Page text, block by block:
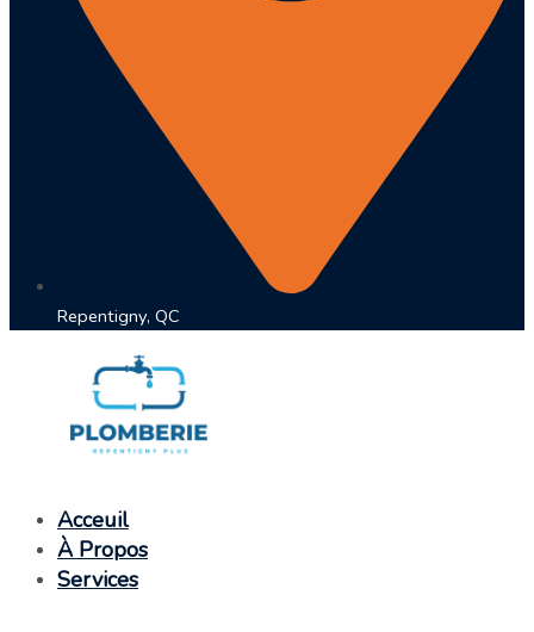
Repentigny, QC
Acceuil
À Propos
Services